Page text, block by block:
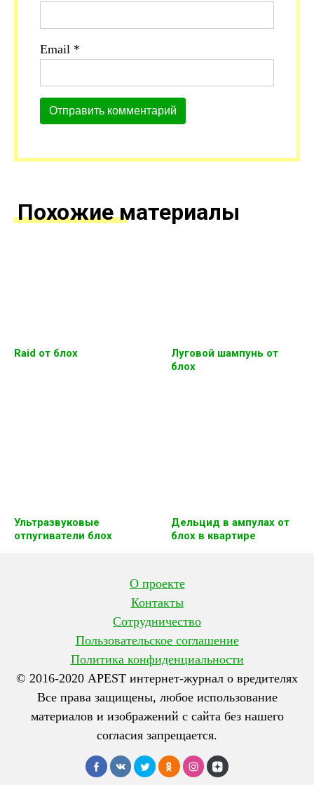
Email *
Похожие материалы
Raid от блох
Луговой шампунь от
блох
Ультразвуковые
отпугиватели блох
Дельцид в ампулах от
блох в квартире
О проекте
Контакты
Сотрудничество
Пользовательское соглашение
Политика конфиденциальности
© 2016-2020 APEST интернет-журнал о вредителях
Все права защищены, любое использование
материалов и изображений с сайта без нашего
согласия запрещается.